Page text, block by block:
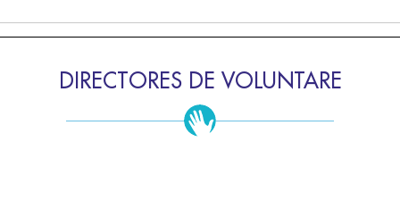
DIRECTORES DE VOLUNTARE